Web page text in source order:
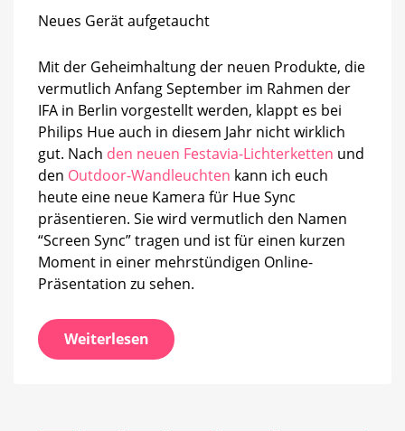
Neues Gerät aufgetaucht
Mit der Geheimhaltung der neuen Produkte, die
vermutlich Anfang September im Rahmen der
IFA in Berlin vorgestellt werden, klappt es bei
Philips Hue auch in diesem Jahr nicht wirklich
gut. Nach den neuen Festavia-Lichterketten und
den Outdoor-Wandleuchten kann ich euch
heute eine neue Kamera für Hue Sync
präsentieren. Sie wird vermutlich den Namen
“Screen Sync” tragen und ist für einen kurzen
Moment in einer mehrstündigen Online-
Präsentation zu sehen.
Weiterlesen